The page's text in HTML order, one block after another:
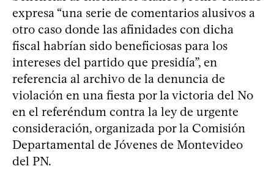
expresa “una serie de comentarios alusivos a
otro caso donde las afinidades con dicha
fiscal habrían sido beneficiosas para los
intereses del partido que presidía”, en
referencia al archivo de la denuncia de
violación en una fiesta por la victoria del No
en el referéndum contra la ley de urgente
consideración, organizada por la Comisión
Departamental de Jóvenes de Montevideo
del PN.